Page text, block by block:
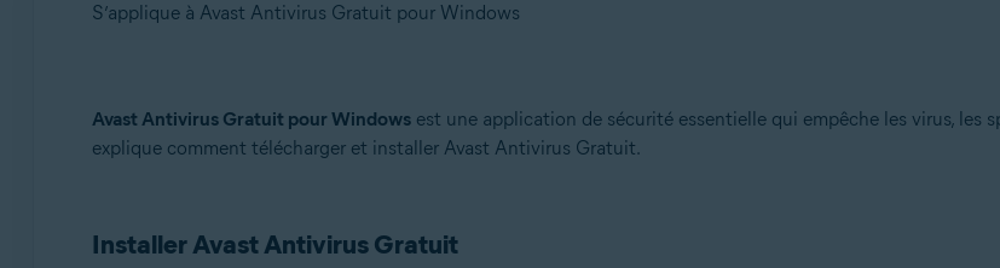
S’applique à Avast Antivirus Gratuit pour Windows
Produits:
Avast Antivirus Gratuit 24.x pour Windows
Microsoft Windows 11 Famille/Pro/Entreprise/Éducation
Avast Antivirus Gratuit pour Windowsest une application de sécurité essentielle qui empêche les virus, les
explique comment télécharger et installer Avast Antivirus Gratuit.
Installer Avast Antivirus Gratuit